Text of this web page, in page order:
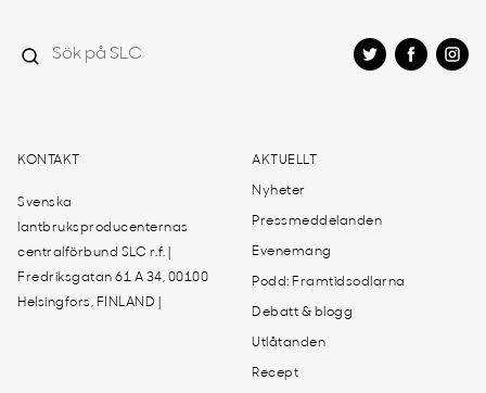
KONTAKT
Svenska
lantbruksproducenternas
centralförbund SLC r.f. |
Fredriksgatan 61 A 34, 00100
Helsingfors, FINLAND |
AKTUELLT
Nyheter
Pressmeddelanden
Evenemang
Podd: Framtidsodlarna
Debatt & blogg
Utlåtanden
Recept